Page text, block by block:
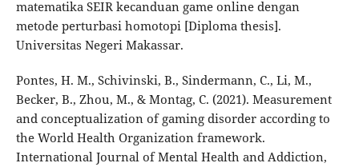
matematika SEIR kecanduan game online dengan
metode perturbasi homotopi [Diploma thesis].
Universitas Negeri Makassar.
Pontes, H. M., Schivinski, B., Sindermann, C., Li, M.,
Becker, B., Zhou, M., & Montag, C. (2021). Measurement
and conceptualization of gaming disorder according to
the World Health Organization framework.
International Journal of Mental Health and Addiction,